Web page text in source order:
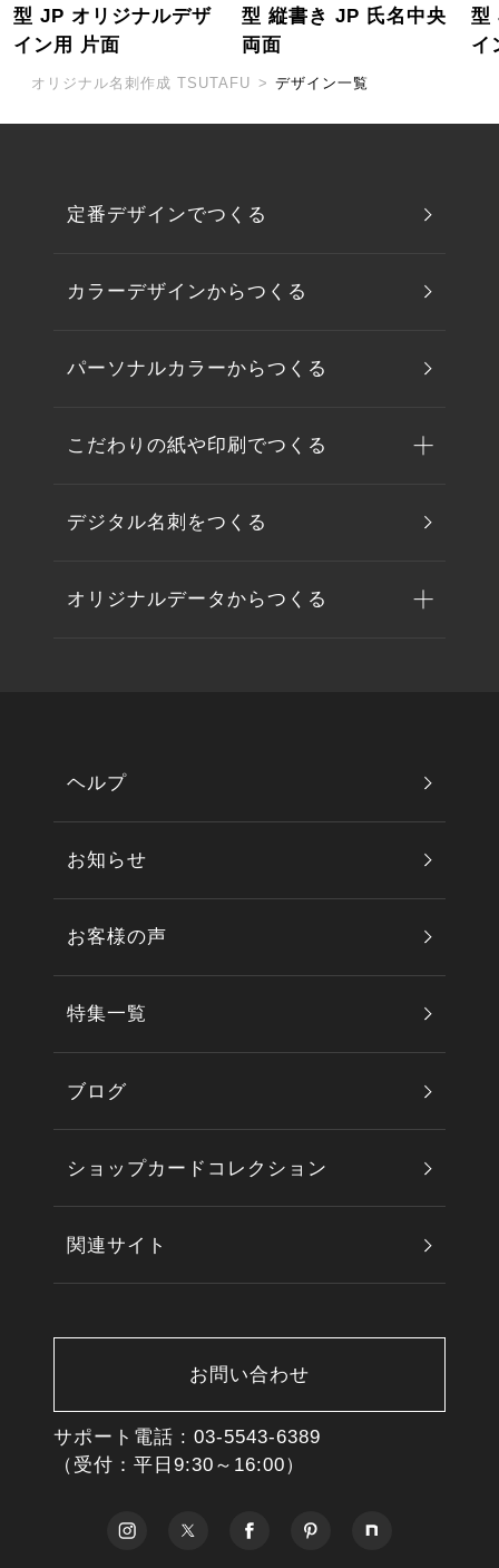
型 JP オリジナルデザ
イン用 片面
型 縦書き JP 氏名中央
両面
型
イ
オリジナル名刺作成 TSUTAFU > デザイン一覧
定番デザインでつくる
カラーデザインからつくる
パーソナルカラーからつくる
こだわりの紙や印刷でつくる
デジタル名刺をつくる
オリジナルデータからつくる
ヘルプ
お知らせ
お客様の声
特集一覧
ブログ
ショップカードコレクション
関連サイト
お問い合わせ
サポート電話 : 03-5543-6389
（受付：平日9:30～16:00）